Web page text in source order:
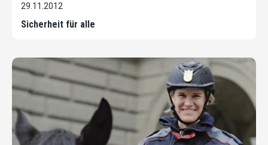
29.11.2012
Sicherheit für alle